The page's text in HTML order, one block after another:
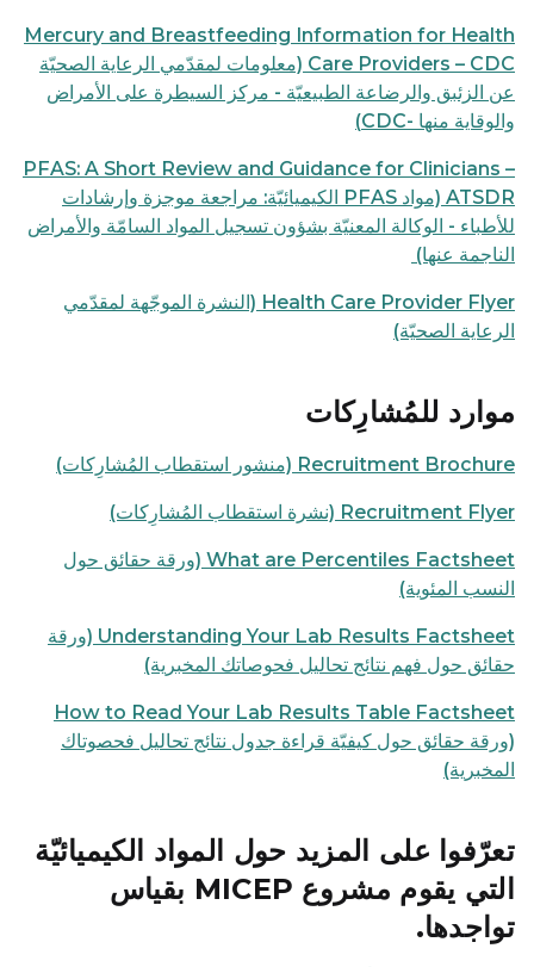
Mercury and Breastfeeding Information for Health
Care Providers – CDC (معلومات لمقدّمي الرعاية الصحيّة
عن الزئبق والرضاعة الطبيعيّة - مركز السيطرة على الأمراض
والوقاية منها -CDC)
PFAS: A Short Review and Guidance for Clinicians –
ATSDR (مواد PFAS الكيميائيّة: مراجعة موجزة وإرشادات
للأطباء - الوكالة المعنيّة بشؤون تسجيل المواد السامّة والأمراض
الناجمة عنها)
Health Care Provider Flyer (النشرة الموجّهة لمقدّمي
الرعاية الصحيّة)
موارد للمُشارِكات
Recruitment Brochure (منشور استقطاب المُشارِكات)
Recruitment Flyer (نشرة استقطاب المُشارِكات)
What are Percentiles Factsheet (ورقة حقائق حول
النسب المئوية)
Understanding Your Lab Results Factsheet (ورقة
حقائق حول فهم نتائج تحاليل فحوصاتك المخبرية)
How to Read Your Lab Results Table Factsheet
(ورقة حقائق حول كيفيّة قراءة جدول نتائج تحاليل فحصوتاك
المخبرية)
تعرّفوا على المزيد حول المواد الكيميائيّة
التي يقوم مشروع MICEP بقياس
تواجدها.